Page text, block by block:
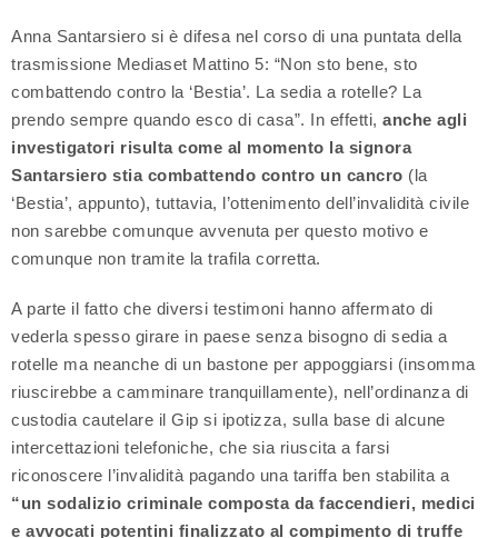
Anna Santarsiero si è difesa nel corso di una puntata della
trasmissione Mediaset Mattino 5: “Non sto bene, sto
combattendo contro la ‘Bestia’. La sedia a rotelle? La
prendo sempre quando esco di casa”. In effetti, anche agli
investigatori risulta come al momento la signora
Santarsiero stia combattendo contro un cancro (la
‘Bestia’, appunto), tuttavia, l’ottenimento dell’invalidità civile
non sarebbe comunque avvenuta per questo motivo e
comunque non tramite la trafila corretta.
A parte il fatto che diversi testimoni hanno affermato di
vederla spesso girare in paese senza bisogno di sedia a
rotelle ma neanche di un bastone per appoggiarsi (insomma
riuscirebbe a camminare tranquillamente), nell’ordinanza di
custodia cautelare il Gip si ipotizza, sulla base di alcune
intercettazioni telefoniche, che sia riuscita a farsi
riconoscere l’invalidità pagando una tariffa ben stabilita a
“un sodalizio criminale composta da faccendieri, medici
e avvocati potentini finalizzato al compimento di truffe